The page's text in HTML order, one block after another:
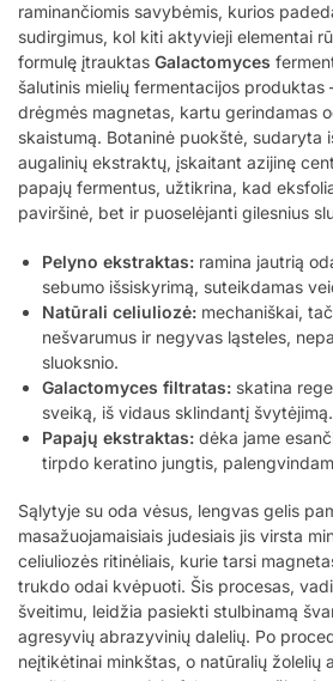
raminančiomis savybėmis, kurios
sudirgimus, kol kiti aktyvieji elementai
formulę įtrauktas Galactomyces
šalutinis mielių fermentacijos produktas
drėgmės magnetas, kartu gerindamas
skaistumą. Botaninė puokštė, sudaryta
augalinių ekstraktų, įskaitant azijinę
papajų fermentus, užtikrina, kad
paviršinė, bet ir puoselėjanti gilesnius
Pelyno ekstraktas: ramina jautrią
sebumo išsiskyrimą, suteikdamas
Natūrali celiuliozė: mechaniškai,
nešvarumus ir negyvas ląsteles,
sluoksnio.
Galactomyces filtratas: skatina
sveiką, iš vidaus sklindantį švytėjimą.
Papajų ekstraktas: dėka jame
tirpdo keratino jungtis,
Sąlytyje su oda vėsus, lengvas gelis
masažuojamaisiais judesiais jis virsta
celiuliozės ritinėliais, kurie tarsi
trukdo odai kvėpuoti. Šis procesas,
šveitimu, leidžia pasiekti stulbinamą
agresyvių abrazyvinių dalelių. Po
neįtikėtinai minkštas, o natūralių žolelių